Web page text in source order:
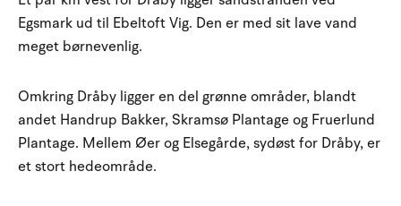
Egsmark ud til Ebeltoft Vig. Den er med sit lave vand
meget børnevenlig.
Omkring Dråby ligger en del grønne områder, blandt
andet Handrup Bakker, Skramsø Plantage og Fruerlund
Plantage. Mellem Øer og Elsegårde, sydøst for Dråby, er
et stort hedeområde.